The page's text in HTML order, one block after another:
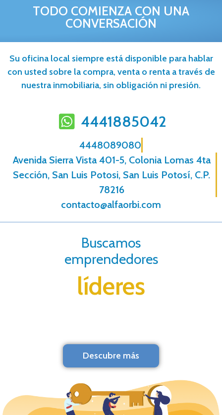
TODO COMIENZA CON UNA
CONVERSACIÓN
Su oficina local siempre está disponible para hablar
con usted sobre la compra, venta o renta a través de
nuestra inmobiliaria, sin obligación ni presión.
4441885042
4448089080
Avenida Sierra Vista 401-5, Colonia Lomas 4ta
Sección, San Luis Potosi, San Luis Potosí, C.P.
78216
contacto@alfaorbi.com
Buscamos
emprendedores
líderes
Descubre más